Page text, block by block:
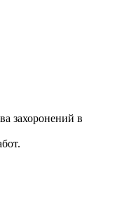
захоронений в